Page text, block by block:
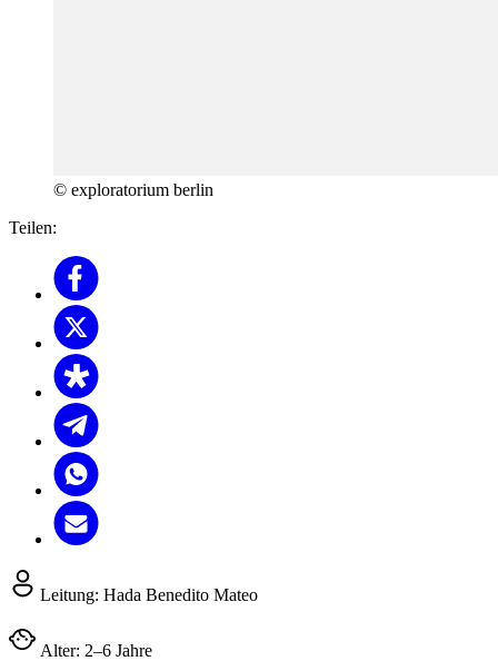
© exploratorium berlin
Teilen:
Leitung: Hada Benedito Mateo
Alter: 2–6 Jahre